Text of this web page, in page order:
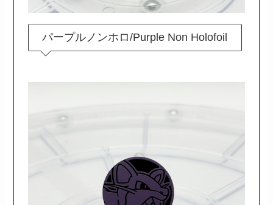
パープルノンホロ/Purple Non Holofoil